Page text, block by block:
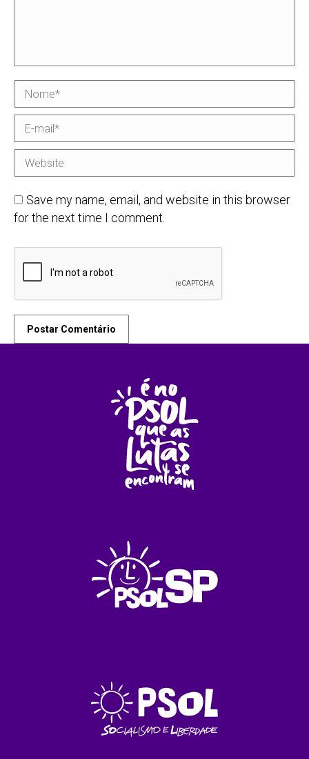
Nome *
E-mail *
Website
Save my name, email, and website in this browser
for the next time I comment.
Postar Comentário